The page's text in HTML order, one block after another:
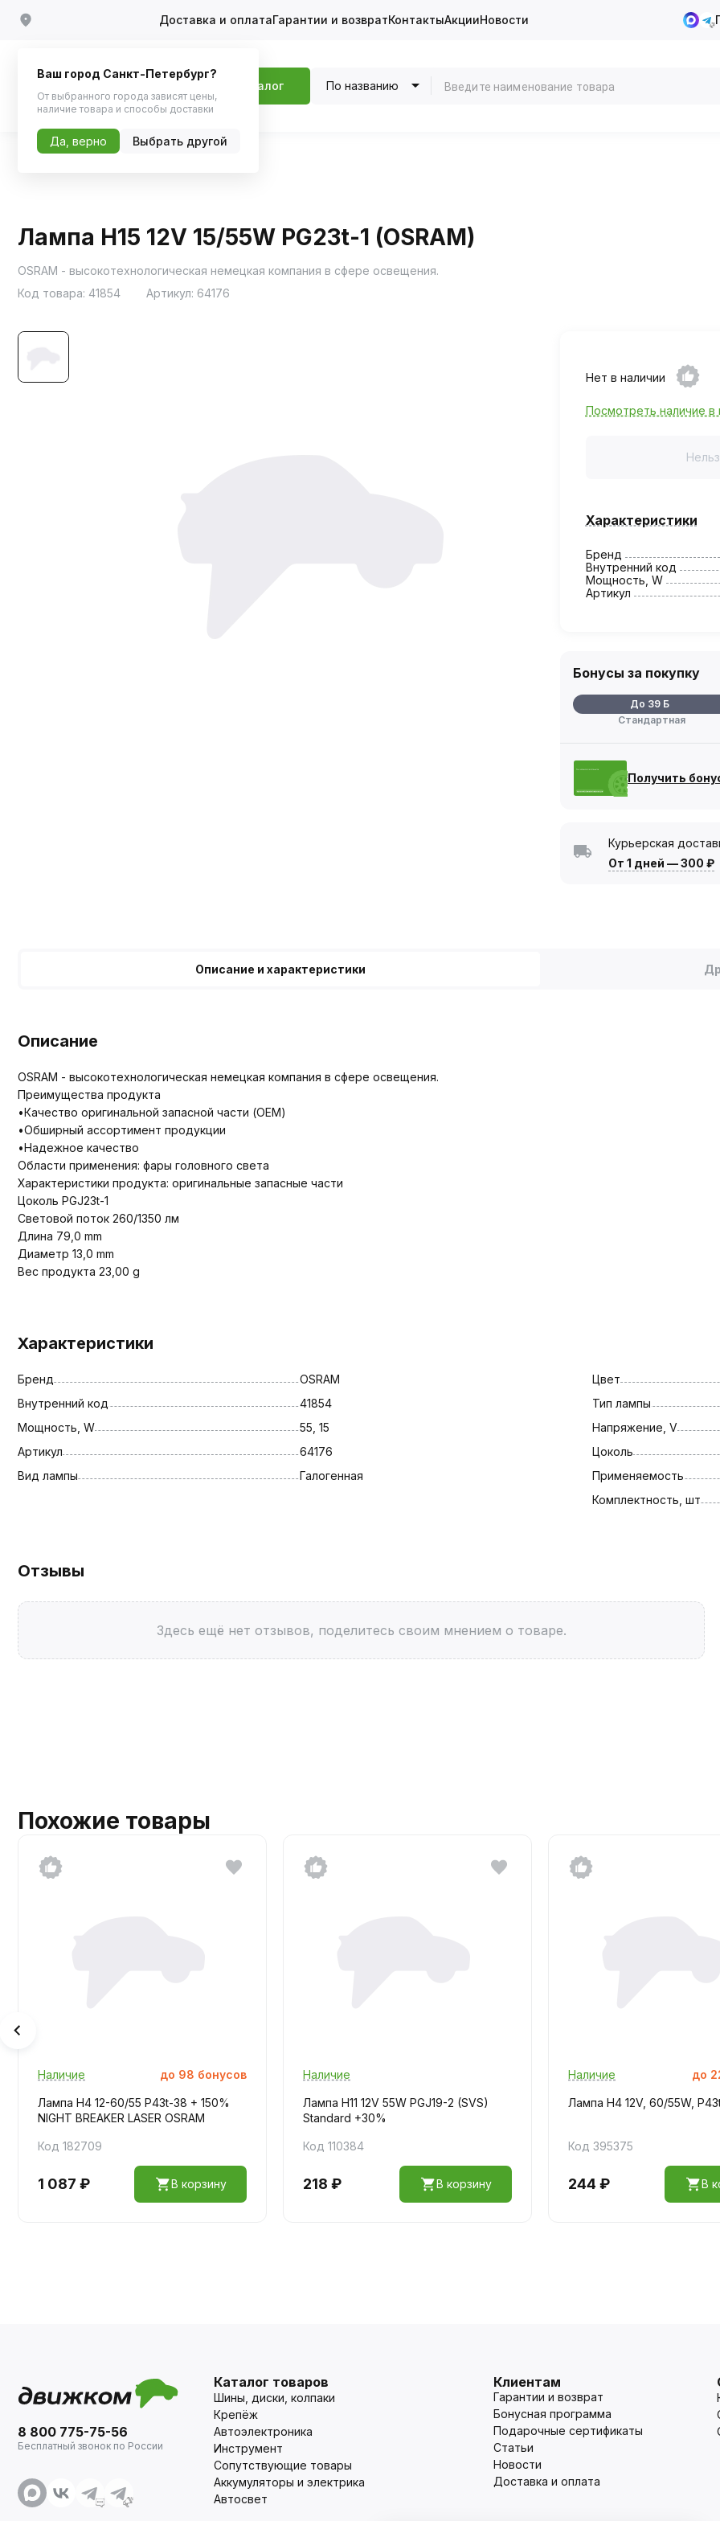
Доставка и оплатаГарантии и возвратКонтактыАкцииНовости
Каталог По названию
Лампа H15 12V 15/55W PG23t-1 (OSRAM)
OSRAM - высокотехнологическая немецкая компания в сфере освещения.
Код товара: 41854 Артикул: 64176
Нет в наличии
Посмотреть наличие в
Характеристики
Бренд
Внутренний код
Мощность, W
Артикул
Бонусы за покупку
До 39 Б
Стандартная
Получить
Курьерская
От 1 дней —300 ₽
Описание и характеристики
Описание
OSRAM - высокотехнологическая немецкая компания в сфере освещения.
Преимущества продукта
•Качество оригинальной запасной части (OEM)
•Обширный ассортимент продукции
•Надежное качество
Области применения: фары головного света
Характеристики продукта: оригинальные запасные части
Цоколь PGJ23t-1
Световой поток 260/1350 лм
Длина 79,0 mm
Диаметр 13,0 mm
Вес продукта 23,00 g
Характеристики
Бренд
OSRAM
Внутренний код
41854
Мощность, W
55, 15
Артикул
64176
Вид лампы
Галогенная
Цвет
Тип лампы
Напряжение, V
Цоколь
Применяемость
Комплектность, шт
Отзывы
Здесь ещё нет отзывов, поделитесь своим мнением о товаре.
Похожие товары
Наличие до 98 бонусов
Лампа H4 12-60/55 P43t-38 + 150%
NIGHT BREAKER LASER OSRAM
Код 182709
1 087 ₽ В корзину
Наличие
Лампа H11 12V 55W PGJ19-2 (SVS)
Standard +30%
Код 110384
218 ₽ В корзину
Наличие до
Лампа H4 12V, 60/55W,
Код 395375
244 ₽ В
8 800 775-75-56
Бесплатный звонок по России
Каталог товаров
Шины, диски, колпаки
Крепёж
Автоэлектроника
Инструмент
Сопутствующие товары
Аккумуляторы и электрика
Автосвет
Клиентам
Гарантии и возврат
Бонусная программа
Подарочные сертификаты
Статьи
Новости
Доставка и оплата
Ваш город Санкт-Петербург?
От выбранного города зависят цены,
наличие товара и способы доставки
Да, верно Выбрать другой